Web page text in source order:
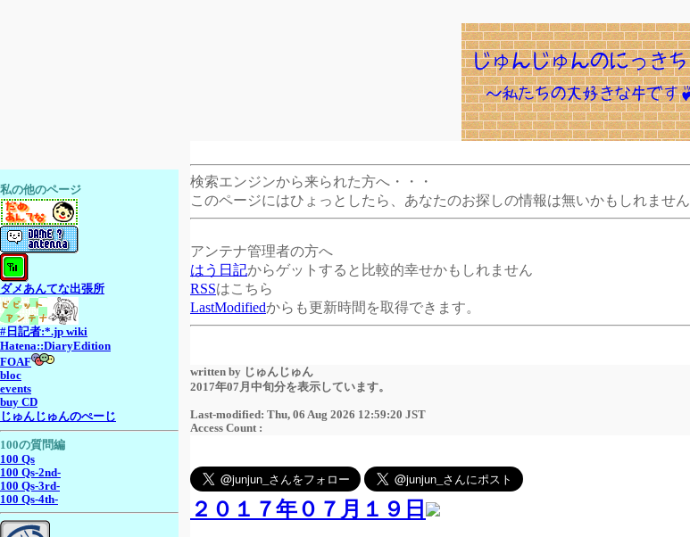
検索エンジンから来られた方へ・・・
このページにはひょっとしたら、あなたのお探しの情報は無いかもしれません
アンテナ管理者の方へ
はう日記からゲットすると比較的幸せかもしれません
RSSはこちら
LastModifiedからも更新時間を取得できます。
written by じゅんじゅん
2017年07月中旬分を表示しています。
Last-modified: Thu, 06 Aug 2026 12:59:20 JST
Access Count :
２０１７年０７月１９日
私の他のページ
ダメあんてな出張所
#日記者:*.jp wiki
Hatena::DiaryEdition
FOAF
bloc
events
buy CD
じゅんじゅんのぺーじ
100の質問編
100 Qs
100 Qs-2nd-
100 Qs-3rd-
100 Qs-4th-